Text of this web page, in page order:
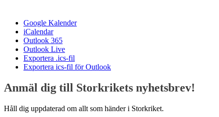
Google Kalender
iCalendar
Outlook 365
Outlook Live
Exportera .ics-fil
Exportera ics-fil för Outlook
Anmäl dig till Storkrikets nyhetsbrev!
Håll dig uppdaterad om allt som händer i Storkriket.